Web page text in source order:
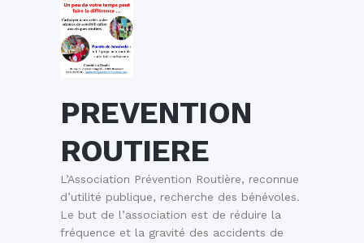
PREVENTION
ROUTIERE
L’Association Prévention Routière, reconnue
d’utilité publique, recherche des bénévoles.
Le but de l’association est de réduire la
fréquence et la gravité des accidents de